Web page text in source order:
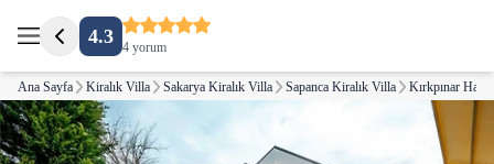
4.3 4 yorum
Ana Sayfa Kiralık Villa Sakarya Kiralık Villa Sapanca Kiralık Villa Kırkpınar